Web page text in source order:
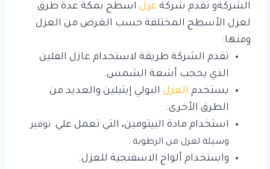
الشركةو تقدم شركة عزل اسطح بمكة عدة طرق
لعزل الأسطح المختلفة حسب الغرض من العزل
ومنها:
تقدم الشركة طريقة لاستخدام عازل الفلين
الذي يحجب أشعة الشمس.
يستخدم العزل البولي إيثيلين والعديد من
الطرق الأخرى.
استخدام مادة البيتومين، التي تعمل علي
توفير
وسيلة لعزل من الرطوبة .
واستخدام ألواح الاسفنجية للعزل.